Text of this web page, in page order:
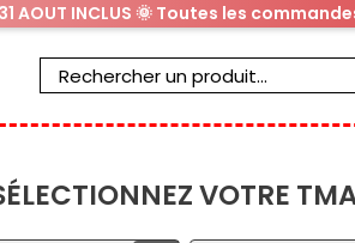
AOUT INCLUS 🌞 Toutes les
VOTRE